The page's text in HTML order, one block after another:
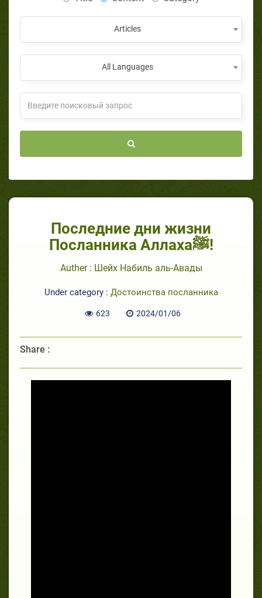
Articles
All Languages
Последние дни жизни
Посланника Аллахаﷺ!
Auther : Шейх Набиль аль-Авады
Under category : Достоинства посланника
623 2024/01/06
Share :